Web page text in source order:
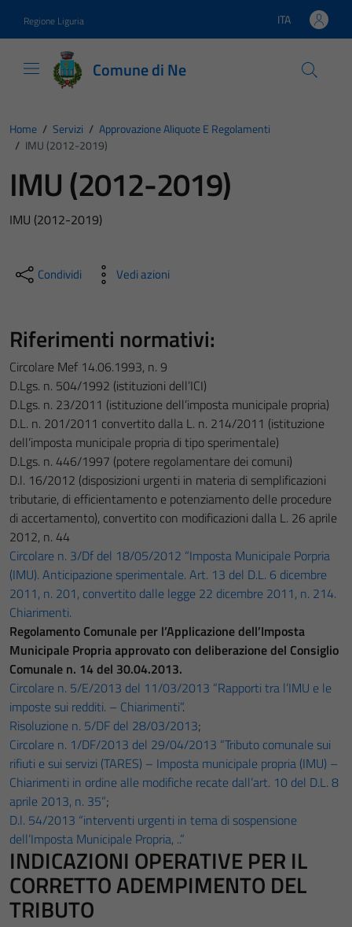
Regione Liguria Lingua attiva:
ITA
Comune di Ne
Home / Servizi / Approvazione Aliquote E Regolamenti
/ IMU (2012-2019)
IMU (2012-2019)
IMU (2012-2019)
Condividi Vedi azioni
Riferimenti normativi:
Circolare Mef 14.06.1993, n. 9
D.Lgs. n. 504/1992 (istituzioni dell’ICI)
D.Lgs. n. 23/2011 (istituzione dell’imposta municipale propria)
D.L. n. 201/2011 convertito dalla L. n. 214/2011 (istituzione
dell’imposta municipale propria di tipo sperimentale)
D.Lgs. n. 446/1997 (potere regolamentare dei comuni)
D.l. 16/2012 (disposizioni urgenti in materia di semplificazioni
tributarie, di efficientamento e potenziamento delle procedure
di accertamento), convertito con modificazioni dalla L. 26 aprile
2012, n. 44
Circolare n. 3/Df del 18/05/2012 “Imposta Municipale Porpria
(IMU). Anticipazione sperimentale. Art. 13 del D.L. 6 dicembre
2011, n. 201, convertito dalle legge 22 dicembre 2011, n. 214.
Chiarimenti.
Regolamento Comunale per l’Applicazione dell’Imposta
Municipale Propria approvato con deliberazione del Consiglio
Comunale n. 14 del 30.04.2013.
Circolare n. 5/E/2013 del 11/03/2013 “Rapporti tra l’IMU e le
imposte sui redditi. – Chiarimenti”.
Risoluzione n. 5/DF del 28/03/2013;
Circolare n. 1/DF/2013 del 29/04/2013 “Tributo comunale sui
rifiuti e sui servizi (TARES) – Imposta municipale propria (IMU) –
Chiarimenti in ordine alle modifiche recate dall’art. 10 del D.L. 8
aprile 2013, n. 35”;
D.l. 54/2013 “interventi urgenti in tema di sospensione
dell’Imposta Municipale Propria, ..”
INDICAZIONI OPERATIVE PER IL
CORRETTO ADEMPIMENTO DEL
TRIBUTO